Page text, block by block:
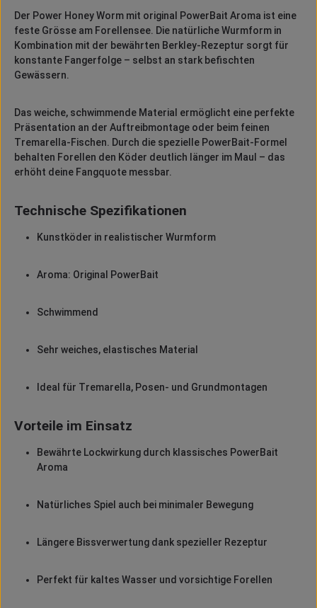
Der Power Honey Worm mit original PowerBait Aroma ist eine
feste Grösse am Forellensee. Die natürliche Wurmform in
Kombination mit der bewährten Berkley-Rezeptur sorgt für
konstante Fangerfolge – selbst an stark befischten
Gewässern.
Das weiche, schwimmende Material ermöglicht eine perfekte
Präsentation an der Auftreibmontage oder beim feinen
Tremarella-Fischen. Durch die spezielle PowerBait-Formel
behalten Forellen den Köder deutlich länger im Maul – das
erhöht deine Fangquote messbar.
Technische Spezifikationen
Kunstköder in realistischer Wurmform
Aroma: Original PowerBait
Schwimmend
Sehr weiches, elastisches Material
Ideal für Tremarella, Posen- und Grundmontagen
Vorteile im Einsatz
Bewährte Lockwirkung durch klassisches PowerBait
Aroma
Natürliches Spiel auch bei minimaler Bewegung
Längere Bissverwertung dank spezieller Rezeptur
Perfekt für kaltes Wasser und vorsichtige Forellen